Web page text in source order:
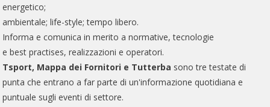
energetico;
ambientale; life-style; tempo libero.
Informa e comunica in merito a normative, tecnologie
e best practises, realizzazioni e operatori.
Tsport, Mappa dei Fornitori e Tutterba sono tre testate di
punta che entrano a far parte di un'informazione quotidiana e
puntuale sugli eventi di settore.